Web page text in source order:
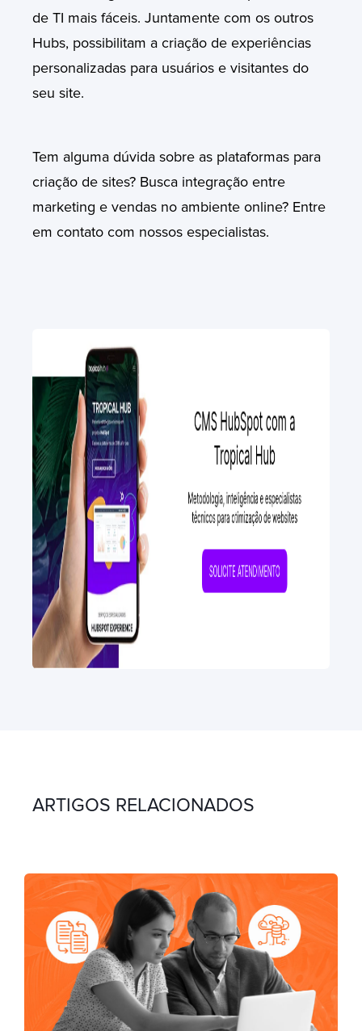
de TI mais fáceis. Juntamente com os outros
Hubs, possibilitam a criação de experiências
personalizadas para usuários e visitantes do
seu site.
Tem alguma dúvida sobre as plataformas para
criação de sites? Busca integração entre
marketing e vendas no ambiente online? Entre
em contato com nossos especialistas.
ARTIGOS RELACIONADOS